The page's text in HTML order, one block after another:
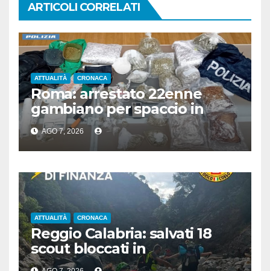
ARTICOLI CORRELATI
ATTUALITÀ CRONACA
Roma: arrestato 22enne
gambiano per spaccio in
stazione, aveva 7 Kg di droga
AGO 7, 2026
ATTUALITÀ CRONACA
Reggio Calabria: salvati 18
scout bloccati in
Aspromonte, 2 recuperati in